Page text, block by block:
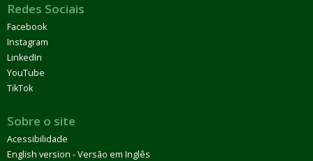
Redes Sociais
Facebook
Instagram
LinkedIn
YouTube
TikTok
Sobre o site
Acessibilidade
English version - Versão em Inglês